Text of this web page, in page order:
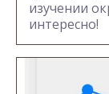
изучении
интересно!